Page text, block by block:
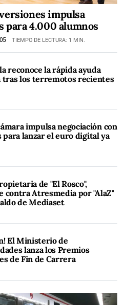
impulsa
para 4.000 alumnos
TIEMPO DE LECTURA: 1 MIN.
reconoce la rápida ayuda
tras los terremotos recientes
impulsa negociación con
para lanzar el euro digital ya
de "El Rosco",
contra Atresmedia por "AlaZ"
de Mediaset
El Ministerio de
lanza los Premios
de Fin de Carrera